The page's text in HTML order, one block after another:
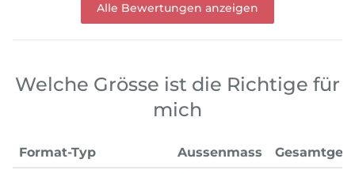
Alle Bewertungen anzeigen
Welche Grösse ist die Richtige für
mich
Format-Typ Aussenmass